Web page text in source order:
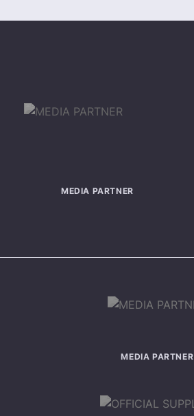
MEDIA PARTNER
MEDIA PARTNER